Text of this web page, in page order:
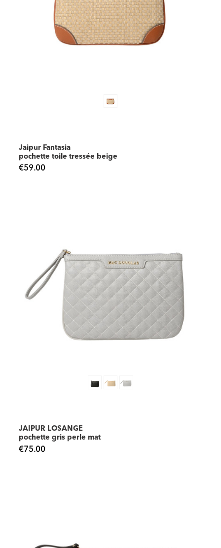
Jaipur Fantasia
pochette toile tressée beige
€59.00
JAIPUR LOSANGE
pochette gris perle mat
€75.00